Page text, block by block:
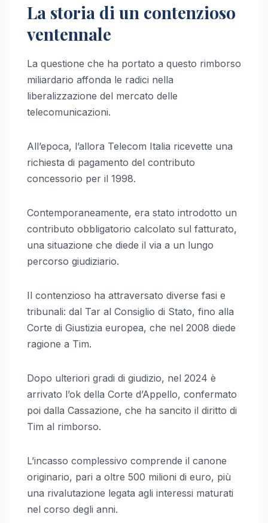
La storia di un contenzioso
ventennale
La questione che ha portato a questo rimborso
miliardario affonda le radici nella
liberalizzazione del mercato delle
telecomunicazioni.
All’epoca, l’allora Telecom Italia ricevette una
richiesta di pagamento del contributo
concessorio per il 1998.
Contemporaneamente, era stato introdotto un
contributo obbligatorio calcolato sul fatturato,
una situazione che diede il via a un lungo
percorso giudiziario.
Il contenzioso ha attraversato diverse fasi e
tribunali: dal Tar al Consiglio di Stato, fino alla
Corte di Giustizia europea, che nel 2008 diede
ragione a Tim.
Dopo ulteriori gradi di giudizio, nel 2024 è
arrivato l’ok della Corte d’Appello, confermato
poi dalla Cassazione, che ha sancito il diritto di
Tim al rimborso.
L’incasso complessivo comprende il canone
originario, pari a oltre 500 milioni di euro, più
una rivalutazione legata agli interessi maturati
nel corso degli anni.